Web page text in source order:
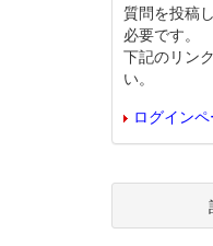
質問を投稿
必要です。
下記のリン
い。
ログイン